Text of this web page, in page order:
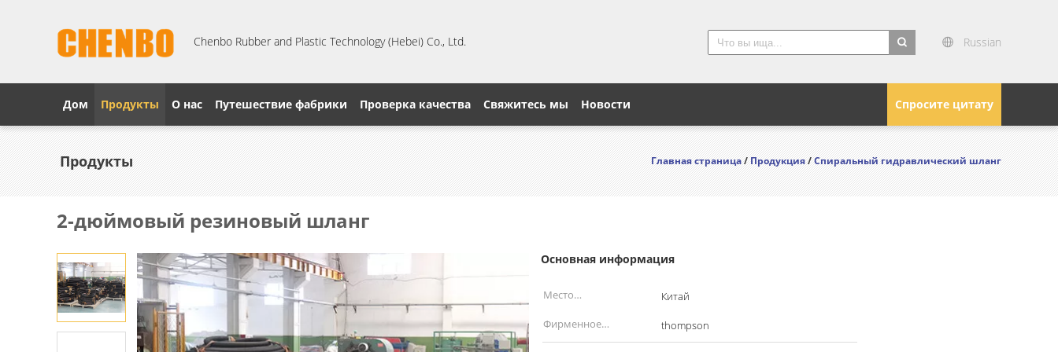
Chenbo Rubber and Plastic Technology (Hebei) Co., Ltd.
Russian
Спросите цитату
Дом Продукты О нас Путешествие фабрики Проверка качества Свяжитесь мы Новости
Продукты Главная страница/Продукция/Спиральный гидравлический шланг
2-дюймовый резиновый шланг
Основная информация
Место
происхождения:
Китай
Фирменное
наименование:
thompson